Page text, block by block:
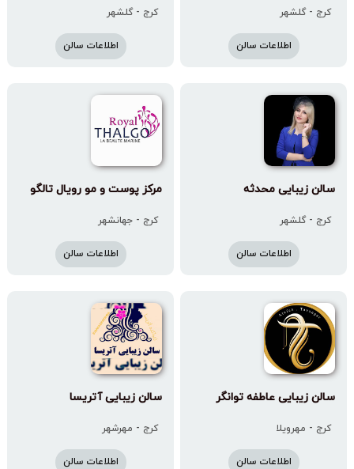
کرج - گلشهر
اطلاعات سالن
کرج - گلشهر
اطلاعات سالن
سالن زیبایی محدثه
کرج - گلشهر
اطلاعات سالن
مرکز پوست و مو رویال تالگو
کرج - جهانشهر
اطلاعات سالن
سالن زیبایی عاطفه توانگر
کرج - مهرویلا
اطلاعات سالن
سالن زیبایی آتریسا
کرج - مهرشهر
اطلاعات سالن